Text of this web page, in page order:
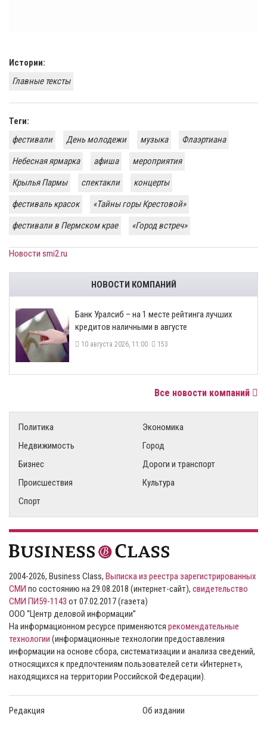
Истории:
Главные тексты
Теги:
фестивали
День молодежи музыка
Флаэртиана
Небесная ярмарка
афиша
мероприятия
Крылья Пармы
спектакли
концерты
фестиваль красок
«Тайны горы Крестовой»
фестивали в Пермском крае
«Город встреч»
Новости smi2.ru
НОВОСТИ КОМПАНИЙ
Банк Уралсиб – на 1 месте рейтинга лучших
кредитов наличными в августе
10 августа 2026, 11:00 153
Все новости компаний
Политика
Экономика
Недвижимость
Город
Бизнес
Дороги и транспорт
Происшествия
Культура
Спорт
2004-2026, Business Class, Выписка из реестра зарегистрированных
СМИ по состоянию на 29.08.2018 (интернет-сайт), свидетельство
СМИ ПИ59-1143 от 07.02.2017 (газета)
ООО “Центр деловой информации”
На информационном ресурсе применяются рекомендательные
технологии (информационные технологии предоставления
информации на основе сбора, систематизации и анализа сведений,
относящихся к предпочтениям пользователей сети «Интернет»,
находящихся на территории Российской Федерации).
Редакция Об издании